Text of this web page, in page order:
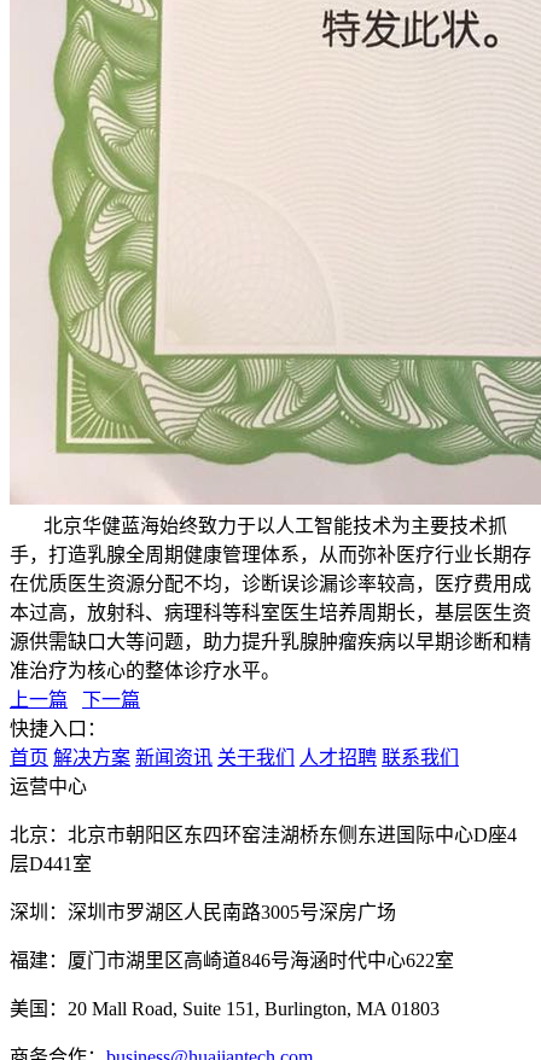
北京华健蓝海始终致力于以人工智能技术为主要技术抓
手，打造乳腺全周期健康管理体系，从而弥补医疗行业长期存
在优质医生资源分配不均，诊断误诊漏诊率较高，医疗费用成
本过高，放射科、病理科等科室医生培养周期长，基层医生资
源供需缺口大等问题，助力提升乳腺肿瘤疾病以早期诊断和精
准治疗为核心的整体诊疗水平。
上一篇
下一篇
快捷入口：
首页 解决方案 新闻资讯 关于我们 人才招聘 联系我们
运营中心
北京：北京市朝阳区东四环窑洼湖桥东侧东进国际中心D座4
层D441室
深圳：深圳市罗湖区人民南路3005号深房广场
福建：厦门市湖里区高崎道846号海涵时代中心622室
美国：20 Mall Road, Suite 151, Burlington, MA 01803